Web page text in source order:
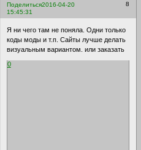
Поделиться 8
2016-04-20
15:45:31
Я ни чего там не поняла. Одни только
коды моды и т.п. Сайты лучше делать
визуальным вариантом. или заказать
0